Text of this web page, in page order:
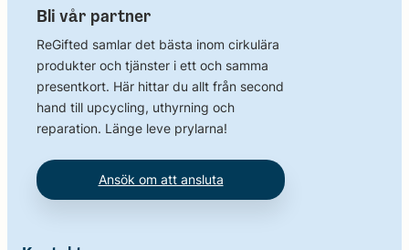
Bli vår partner
ReGifted samlar det bästa inom cirkulära
produkter och tjänster i ett och samma
presentkort. Här hittar du allt från second
hand till upcycling, uthyrning och
reparation. Länge leve prylarna!
Ansök om att ansluta